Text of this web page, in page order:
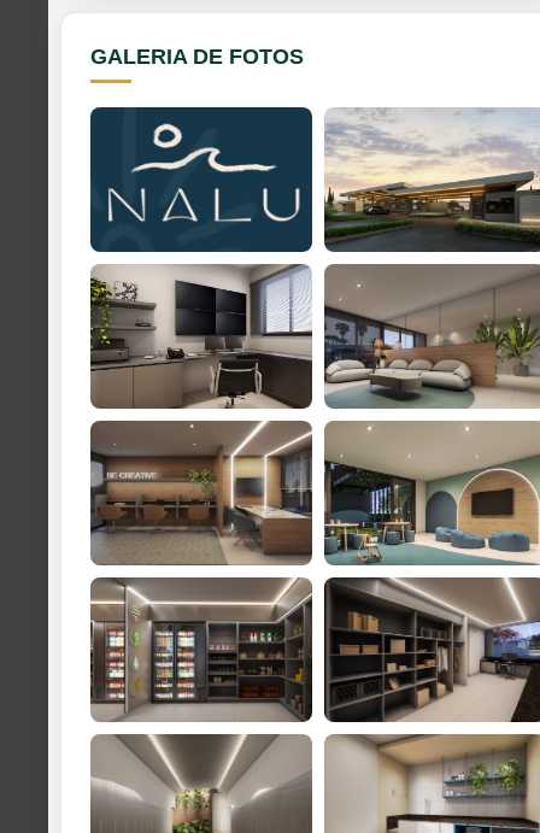
GALERIA DE FOTOS